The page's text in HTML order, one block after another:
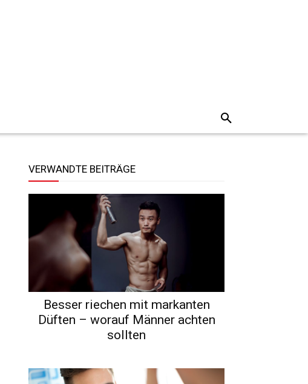
VERWANDTE BEITRÄGE
Besser riechen mit markanten
Düften – worauf Männer achten
sollten